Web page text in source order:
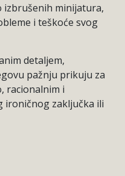
izbrušenih minijatura,
i teškoće svog
detaljem,
pažnju prikuju za
racionalnim i
ironičnog zaključka ili